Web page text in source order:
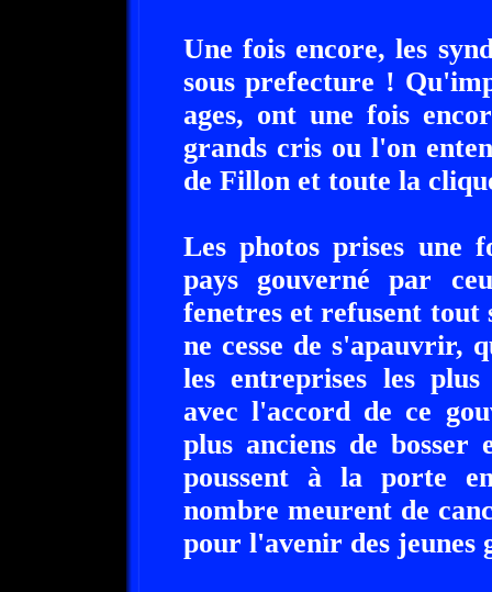
Une fois encore, les
sous prefecture !
ages, ont une fois
grands cris ou l'on
de Fillon et toute la
Les photos prises une
pays gouverné par
fenetres et refusent
ne cesse de s'apauvrir,
les entreprises les
avec l'accord de ce
plus anciens de bosser
poussent à la porte
nombre meurent de
pour l'avenir des jeunes